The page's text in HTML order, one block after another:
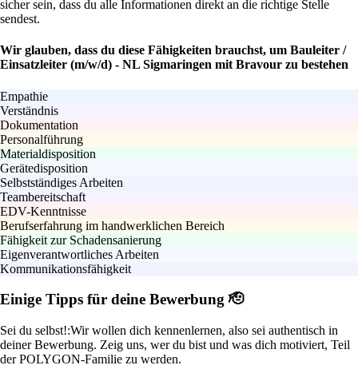
sicher sein, dass du alle Informationen direkt an die richtige Stelle
sendest.
Wir glauben, dass du diese Fähigkeiten brauchst, um Bauleiter /
Einsatzleiter (m/w/d) - NL Sigmaringen mit Bravour zu bestehen
Empathie
Verständnis
Dokumentation
Personalführung
Materialdisposition
Gerätedisposition
Selbstständiges Arbeiten
Teambereitschaft
EDV-Kenntnisse
Berufserfahrung im handwerklichen Bereich
Fähigkeit zur Schadensanierung
Eigenverantwortliches Arbeiten
Kommunikationsfähigkeit
Einige Tipps für deine Bewerbung 🫡
Sei du selbst!:Wir wollen dich kennenlernen, also sei authentisch in
deiner Bewerbung. Zeig uns, wer du bist und was dich motiviert, Teil
der POLYGON-Familie zu werden.